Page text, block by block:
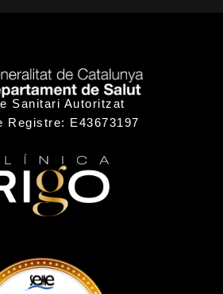
Sanitari Autoritzat
Registre: E43673197